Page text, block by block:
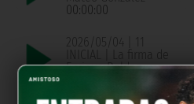
00:00:00
2026/05/04 | 11
INICIAL | La firma de
Enrique Roldan